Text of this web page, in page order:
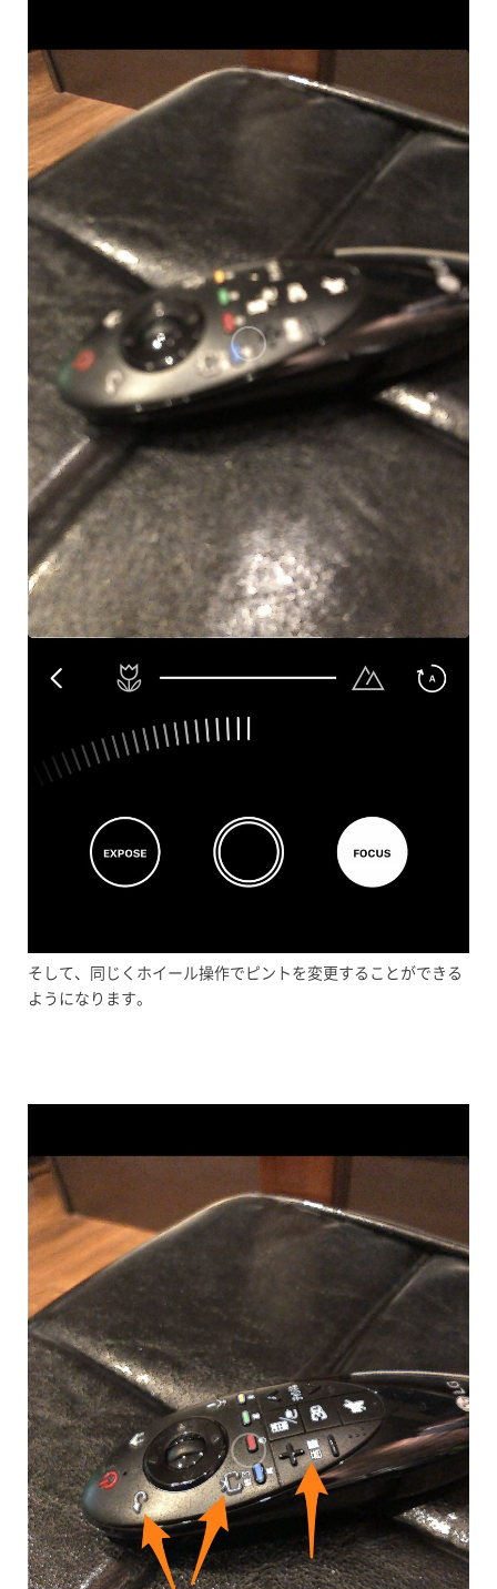
そして、同じくホイール操作でピントを変更することができる
ようになります。